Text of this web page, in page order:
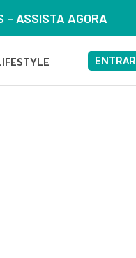
– ASSISTA AGORA
ENTRAR